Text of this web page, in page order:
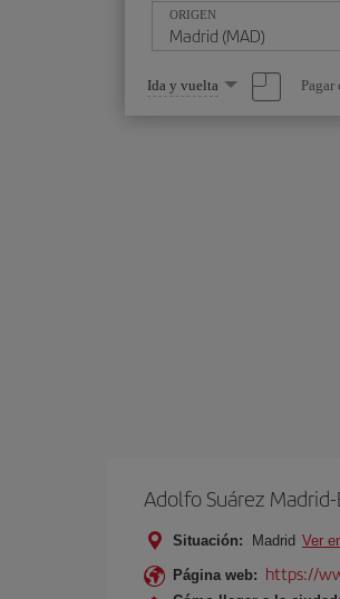
ORIGEN
Seleccione
una
opción
Ida y vuelta Pagar
Adolfo Suárez Madrid-
Situación: Madrid Ver
Página web: https://